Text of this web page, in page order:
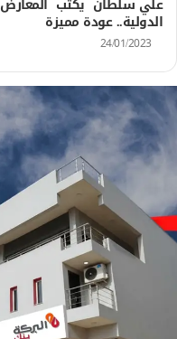
الدولية.. عودة مميزة
24/01/2023